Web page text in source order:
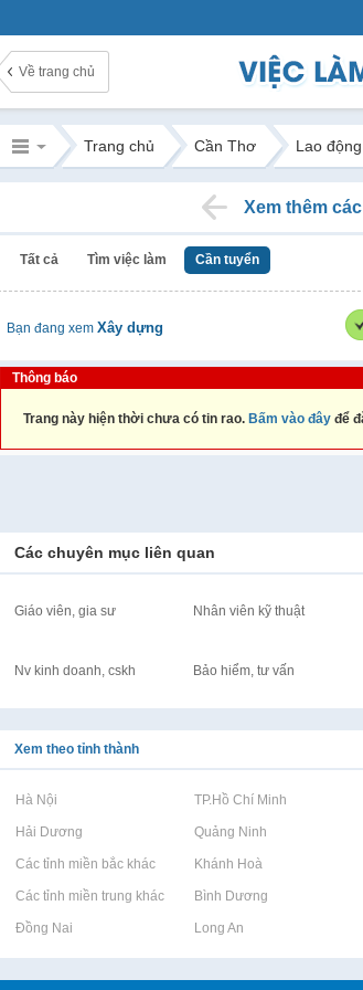
Về trang chủ
Trang chủ Cần Thơ Lao
Xem thêm
Tất cả Tìm việc làm Cần tuyển
Bạn đang xem Xây dựng
Thông báo
Trang này hiện thời chưa có tin rao. Bấm vào đây để
Các chuyên mục liên quan
Giáo viên, gia sư Nhân viên kỹ thuật
Nv kinh doanh, cskh Bảo hiểm, tư vấn
Xem theo tỉnh thành
Hà Nội Rao vặt tại TP.Hồ Chí Minh Rao vặt
tại Hải Dương Rao vặt tại Quảng Ninh Rao vặt
tại Các tỉnh miền bắc khácRao vặt tại Khánh Hoà Rao vặt
tại Các tỉnh miền trung khácRao vặt tại Bình Dương Rao vặt
tại Đồng Nai Rao vặt tại Long An Rao vặt